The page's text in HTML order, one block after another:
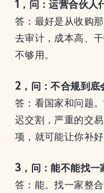
1，问：运营合伙人
答：最好是从收购
去审计，成本高、
不够用。
2，问：不合规到底
答：看国家和问题
迟交割，严重的交
项，就可能让你补
3，问：能不能找一
答：能。找一家整